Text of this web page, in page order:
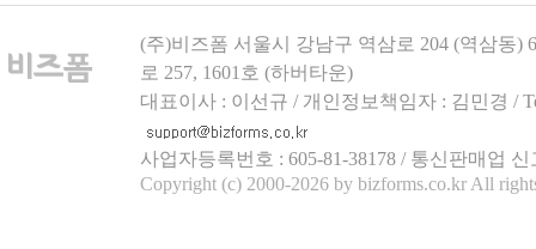
(주)비즈폼 서울시 강남구 역삼로 204 (역삼동)
로 257, 1601호 (하버타운)
대표이사 : 이선규 / 개인정보책임자 : 김민경 /
사업자등록번호 : 605-81-38178 / 통신판매업
Copyright (c) 2000-2026 by bizforms.co.kr All